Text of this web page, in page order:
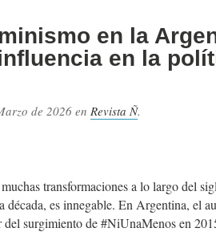
en la
en la
de 2026en Revista Ñ.
transformaciones a lo largo del
es innegable. En Argentina, el
surgimiento de #NiUnaMenos en